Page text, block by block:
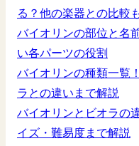
る？他の楽器との比較
バイオリンの部位と名
い各パーツの役割
バイオリンの種類一覧
ラとの違いまで解説
バイオリンとビオラの
イズ・難易度まで解説